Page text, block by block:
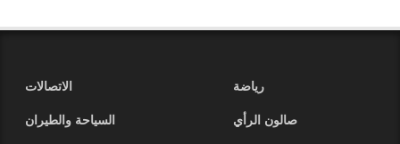
رياضة
الاتصالات
صالون الرأي
السياحة والطيران